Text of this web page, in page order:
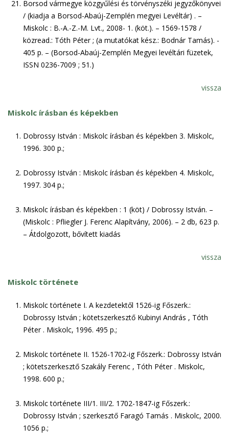
Borsod vármegye közgyűlési és törvényszéki jegyzőkönyvei
/ (kiadja a Borsod-Abaúj-Zemplén megyei Levéltár) . –
Miskolc : B.-A.-Z.-M. Lvt., 2008- 1. (köt.). – 1569-1578 /
közread.: Tóth Péter ; (a mutatókat kész.: Bodnár Tamás). -
405 p. – (Borsod-Abaúj-Zemplén Megyei levéltári füzetek,
ISSN 0236-7009 ; 51.)
vissza
Miskolc írásban és képekben
Dobrossy István : Miskolc írásban és képekben 3. Miskolc,
1996. 300 p.;
Dobrossy István : Miskolc írásban és képekben 4. Miskolc,
1997. 304 p.;
Miskolc írásban és képekben : 1 (köt) / Dobrossy István. –
(Miskolc : Pfliegler J. Ferenc Alapítvány, 2006). – 2 db, 623 p.
– Átdolgozott, bővített kiadás
vissza
Miskolc története
Miskolc története I. A kezdetektől 1526-ig Főszerk.:
Dobrossy István ; kötetszerkesztő Kubinyi András , Tóth
Péter . Miskolc, 1996. 495 p.;
Miskolc története II. 1526-1702-ig Főszerk.: Dobrossy István
; kötetszerkesztő Szakály Ferenc , Tóth Péter . Miskolc,
1998. 600 p.;
Miskolc története III/1. III/2. 1702-1847-ig Főszerk.:
Dobrossy István ; szerkesztő Faragó Tamás . Miskolc, 2000.
1056 p.;